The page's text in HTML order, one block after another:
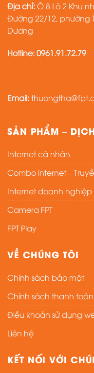
Địa chỉ:Ô 8 Lô 2 Khu
Đường 22/12, phường
Dương
Hotline:0961.91.72.79
Email:
SẢN PHẨM –
Internet cá nhân
Combo internet –
Internet doanh nghiệp
Camera FPT
FPT Play
VỀ CHÚNG TÔI
Chính sách bảo mật
Chính sách thanh toán
Điều khoản sử dụng
Liên hệ
KẾT NỐI VỚI